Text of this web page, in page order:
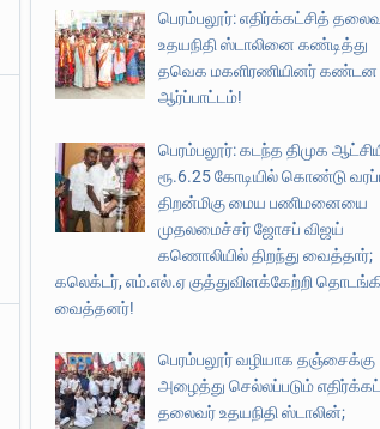
பெரம்பலூர்: எதிர்க்கட்சித்
உதயநிதி ஸ்டாலினை கண்டித்து
தவெக மகளிரணியினர் கண்டன
ஆர்ப்பாட்டம்!
பெரம்பலூர்: கடந்த திமுக
ரூ.6.25 கோடியில் கொண்டு
திறன்மிகு மைய பணிமனையை
முதலமைச்சர் ஜோசப் விஜய்
கணொலியில் திறந்து வைத்தார்;
கலெக்டர், எம்.எல்.ஏ குத்துவிளக்கேற்றி
வைத்தனர்!
பெரம்பலூர் வழியாக தஞ்சைக்கு
அழைத்து செல்லப்படும்
தலைவர் உதயநிதி ஸ்டாலின்;